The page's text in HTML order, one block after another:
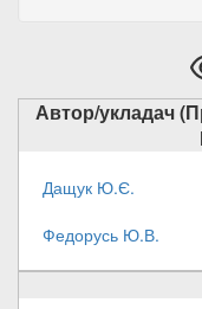
Автор/укладач
Дащук Ю.Є.
Федорусь Ю.В.